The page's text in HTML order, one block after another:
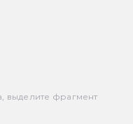
выделите фрагмент